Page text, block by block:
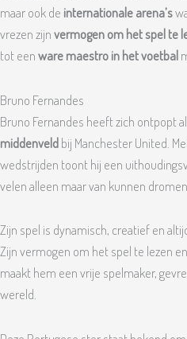
maar ook de internationale arena’s
vrezen zijnvermogen om het spel te
tot eenware maestro in het voetbal
Bruno Fernandes
Bruno Fernandes heeft zich ontpopt
middenveldbij Manchester United.
wedstrijden toont hij een
velen alleen maar van kunnen dromen.
Zijn spel is dynamisch, creatief en
Zijn vermogen om het spel te lezen en
maakt hem een vrije spelmaker,
wereld.